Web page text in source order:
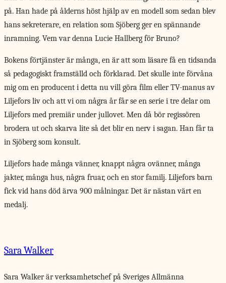
på. Han hade på ålderns höst hjälp av en modell som sedan blev
hans sekreterare, en relation som Sjöberg ger en spännande
inramning. Vem var denna Lucie Hallberg för Bruno?
Bokens förtjänster är många, en är att som läsare få en tidsanda
så pedagogiskt framställd och förklarad. Det skulle inte förvåna
mig om en producent i detta nu vill göra film eller TV-manus av
Liljefors liv och att vi om några år får se en serie i tre delar om
Liljefors med premiär under jullovet. Men då bör regissören
brodera ut och skarva lite så det blir en nerv i sagan. Han får ta
in Sjöberg som konsult.
Liljefors hade många vänner, knappt några ovänner, många
jakter, många hus, några fruar, och en stor familj. Liljefors barn
fick vid hans död ärva 900 målningar. Det är nästan värt en
medalj.
Sara Walker
Sara Walker är verksamhetschef på Sveriges Allmänna